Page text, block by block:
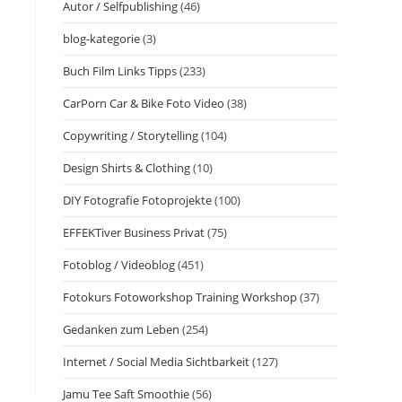
Autor / Selfpublishing(46)
blog-kategorie(3)
Buch Film Links Tipps(233)
CarPorn Car & Bike Foto Video (38)
Copywriting / Storytelling(104)
Design Shirts & Clothing(10)
DIY Fotografie Fotoprojekte(100)
EFFEKTiver Business Privat(75)
Fotoblog / Videoblog(451)
Fotokurs Fotoworkshop Training Workshop(37)
Gedanken zum Leben (254)
Internet / Social Media Sichtbarkeit(127)
Jamu Tee Saft Smoothie(56)